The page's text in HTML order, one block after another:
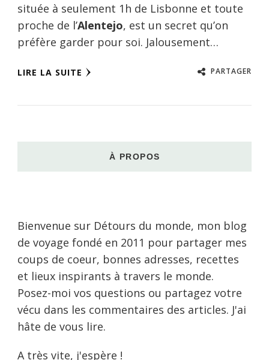
située à seulement 1h de Lisbonne et toute
proche de l’Alentejo, est un secret qu’on
préfère garder pour soi. Jalousement…
LIRE LA SUITE PARTAGER
À PROPOS
Bienvenue sur Détours du monde, mon blog
de voyage fondé en 2011 pour partager mes
coups de coeur, bonnes adresses, recettes
et lieux inspirants à travers le monde.
Posez-moi vos questions ou partagez votre
vécu dans les commentaires des articles. J'ai
hâte de vous lire.
A très vite, j'espère !